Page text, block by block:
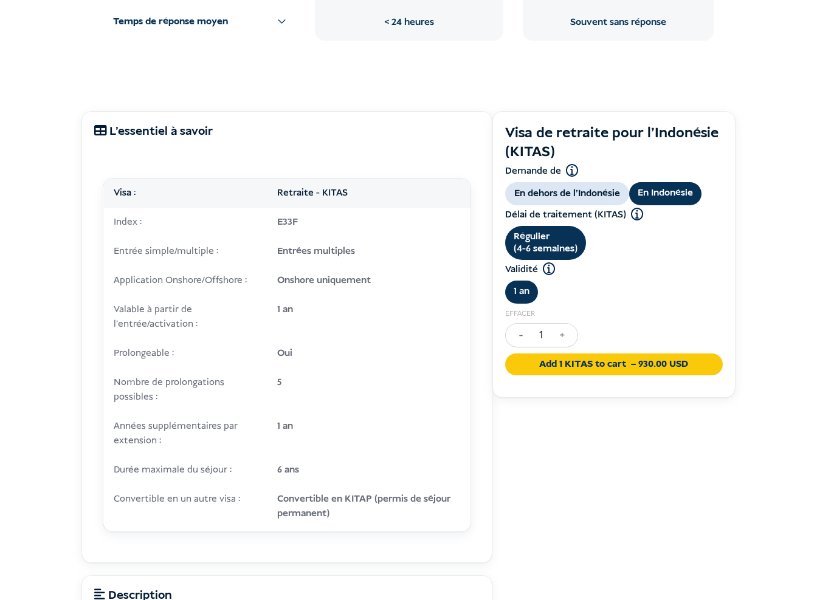
Temps de réponse moyen 24 heures Souvent sans réponse
L’essentiel à savoir
Visa : Retraite - KITAS
Index : E33F
Entrée simple/multiple : Entrées multiples
Application Onshore/Offshore : Onshore uniquement
Valable à partir de
l'entrée/activation :
1 an
Prolongeable : Oui
Nombre de prolongations
possibles :
5
Années supplémentaires par
extension :
1 an
Durée maximale du séjour : 6 ans
Convertible en un autre visa :
Convertible en KITAP (permis de séjour
permanent)
Description
Visa de retraite pour l'Indonésie
(KITAS)
Demande de
En dehors de l'Indonésie
En Indonésie
Délai de traitement (KITAS)
Régulier
(4-6 semaines)
Validité
1 an
EFFACER
-
Quantité
Retirement
Visa
+
Add 1 KITAS to cart – 930.00 USD